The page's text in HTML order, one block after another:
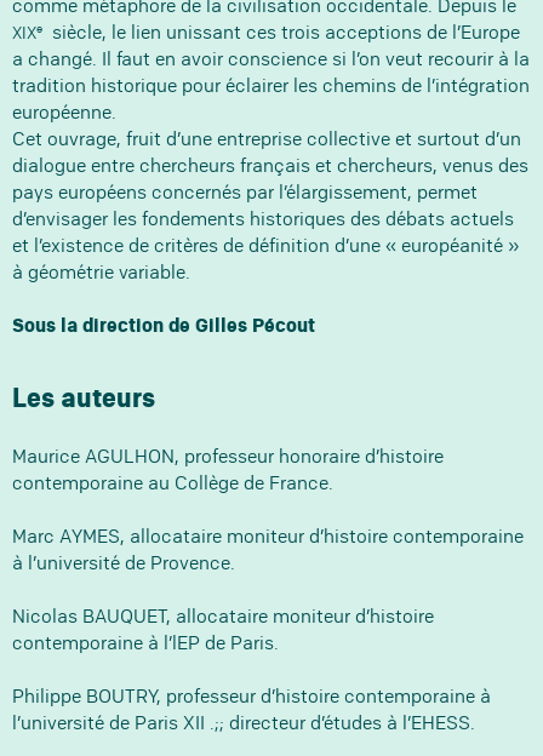
comme métaphore de la civilisation occidentale. Depuis le
XIXe
siècle, le lien unissant ces trois acceptions de l’Europe
a changé. Il faut en avoir conscience si l’on veut recourir à la
tradition historique pour éclairer les chemins de l’intégration
européenne.
Cet ouvrage, fruit d’une entreprise collective et surtout d’un
dialogue entre chercheurs français et chercheurs, venus des
pays européens concernés par l’élargissement, permet
d’envisager les fondements historiques des débats actuels
et l’existence de critères de définition d’une « européanité »
à géométrie variable.
Sous la direction de Gilles Pécout
Les auteurs
Maurice AGULHON, professeur honoraire d’histoire
contemporaine au Collège de France.
Marc AYMES, allocataire moniteur d’histoire contemporaine
à l’université de Provence.
Nicolas BAUQUET, allocataire moniteur d’histoire
contemporaine à l’lEP de Paris.
Philippe BOUTRY, professeur d’histoire contemporaine à
l’université de Paris XII .;; directeur d’études à l’EHESS.